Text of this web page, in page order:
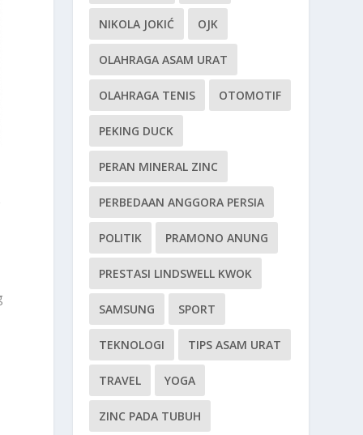
NIKOLA JOKIĆ OJK
OLAHRAGA ASAM URAT
OLAHRAGA TENIS OTOMOTIF
PEKING DUCK
PERAN MINERAL ZINC
PERBEDAAN ANGGORA PERSIA
POLITIK PRAMONO ANUNG
PRESTASI LINDSWELL KWOK
SAMSUNG SPORT
TEKNOLOGI TIPS ASAM URAT
TRAVEL YOGA
ZINC PADA TUBUH